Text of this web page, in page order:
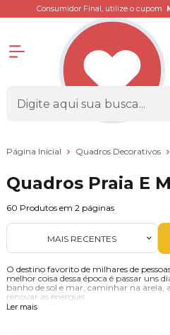
Consumidor Final, utilize o cupom
Página Inicial Quadros Decorativos
Quadros Praia E
60 Produtos em 2 páginas
MAIS RECENTES
O destino favorito de milhares de
melhor coisa dessa época é passar uns
banho de sol e mar, caminhar na areia,
renovar as energias.
Pensando em refletir todo o encanto do
Ler mais